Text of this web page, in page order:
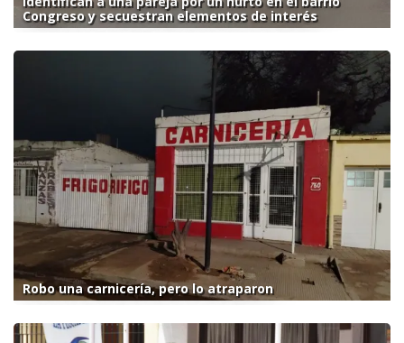
Congreso y secuestran elementos de interés
Robo una carnicería, pero lo atraparon